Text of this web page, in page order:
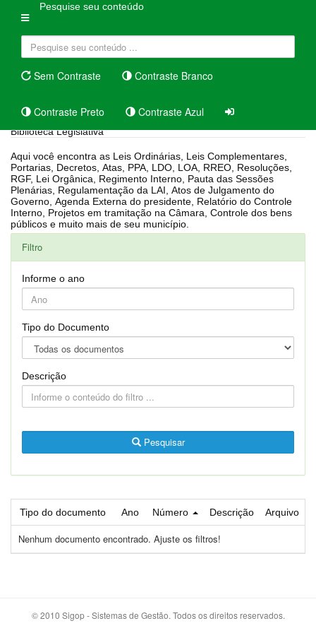
Pesquise seu conteúdo
Sem Contraste Contraste Branco
Contraste Preto Contraste Azul
Biblioteca Legislativa
Aqui você encontra as Leis Ordinárias, Leis Complementares,
Portarias, Decretos, Atas, PPA, LDO, LOA, RREO, Resoluções,
RGF, Lei Orgânica, Regimento Interno, Pauta das Sessões
Plenárias, Regulamentação da LAI, Atos de Julgamento do
Governo, Agenda Externa do presidente, Relatório do Controle
Interno, Projetos em tramitação na Câmara, Controle dos bens
públicos e muito mais de seu município.
Filtro
Informe o ano
Tipo do Documento
Descrição
Pesquisar
Tipo do documento Ano Número Descrição Arquivo
Nenhum documento encontrado. Ajuste os filtros!
© 2010 Sigop - Sistemas de Gestão. Todos os direitos reservados.